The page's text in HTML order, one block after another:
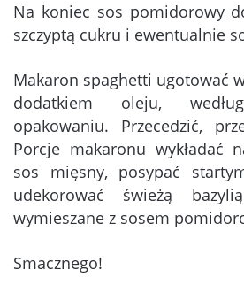
Na koniec sos pomidorowy
szczyptą cukru i ewentualnie
Makaron spaghetti ugotować
dodatkiem oleju,
opakowaniu. Przecedzić,
Porcje makaronu wykładać
sos mięsny, posypać
udekorować świeżą
wymieszane z sosem
Smacznego!